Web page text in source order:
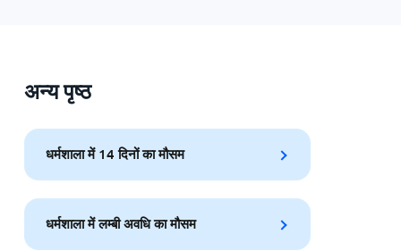
अन्य पृष्ठ
धर्मशाला में 14 दिनों का मौसम
धर्मशाला में लम्बी अवधि का मौसम